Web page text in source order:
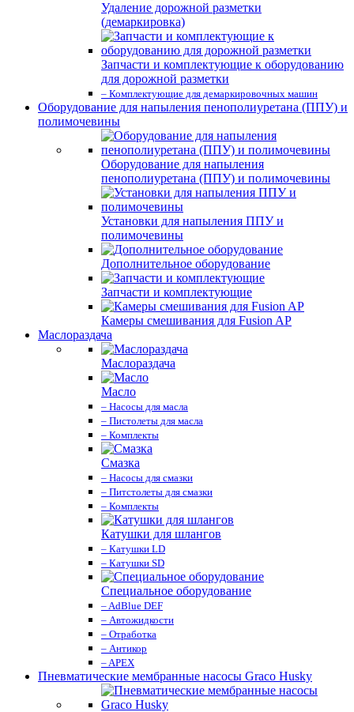
Удаление дорожной разметки
(демаркировка)
Запчасти и комплектующие к оборудованию
для дорожной разметки
– Комплектующие для демаркировочных машин
Оборудование для напыления пенополиуретана (ППУ) и
полимочевины
Оборудование для напыления
пенополиуретана (ППУ) и полимочевины
Установки для напыления ППУ и
полимочевины
Дополнительное оборудование
Запчасти и комплектующие
Камеры смешивания для Fusion AP
Маслораздача
Маслораздача
Масло
– Насосы для масла
– Пистолеты для масла
– Комплекты
Смазка
– Насосы для смазки
– Питстолеты для смазки
– Комплекты
Катушки для шлангов
– Катушки LD
– Катушки SD
Специальное оборудование
– AdBlue DEF
– Автожидкости
– Отработка
– Антикор
– APEX
Пневматические мембранные насосы Graco Husky